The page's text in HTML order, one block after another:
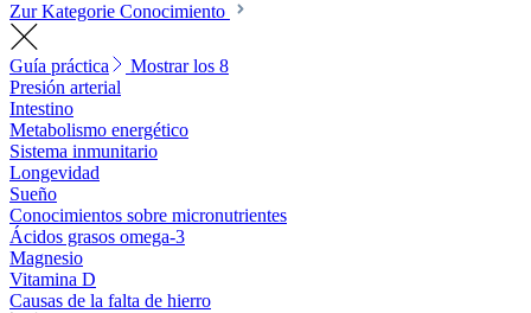
Zur Kategorie Conocimiento
Guía práctica
Mostrar los 8
Presión arterial
Intestino
Metabolismo energético
Sistema inmunitario
Longevidad
Sueño
Conocimientos sobre micronutrientes
Ácidos grasos omega-3
Magnesio
Vitamina D
Causas de la falta de hierro